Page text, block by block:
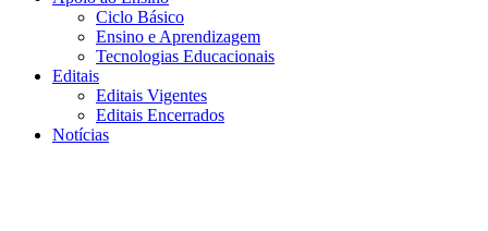
Ciclo Básico
Ensino e Aprendizagem
Tecnologias Educacionais
Editais
Editais Vigentes
Editais Encerrados
Notícias